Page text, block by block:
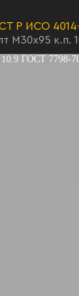
Р ИСО
М30х95 к.п.